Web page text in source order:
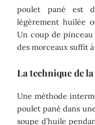
poulet pané est
légèrement huilée
Un coup de pinceau
des morceaux suffit
La technique de
Une méthode
poulet pané dans
soupe d’huile